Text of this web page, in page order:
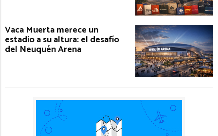
Vaca Muerta merece un
estadio a su altura: el desafío
del Neuquén Arena